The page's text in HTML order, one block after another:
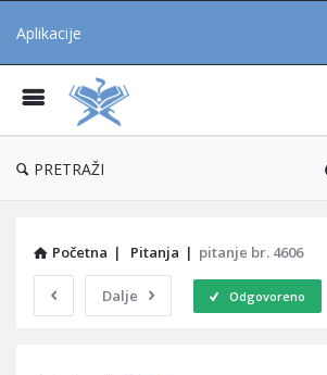
Aplikacije
PRETRAŽI
Početna | Pitanja | pitanje br. 4606
Dalje Odgovoreno